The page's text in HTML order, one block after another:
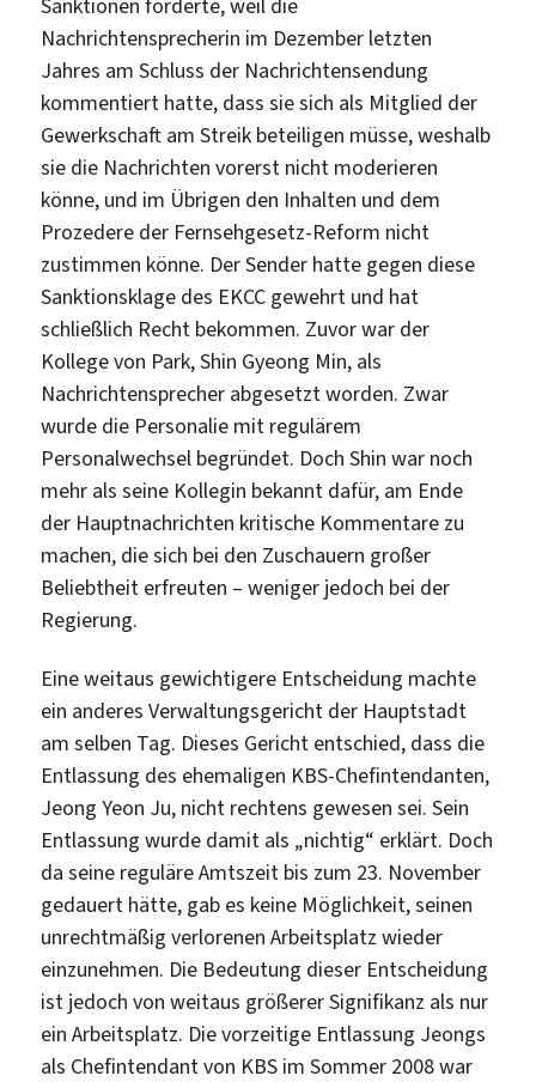
Nachrichtensprecherin im Dezember letzten
Jahres am Schluss der Nachrichtensendung
kommentiert hatte, dass sie sich als Mitglied der
Gewerkschaft am Streik beteiligen müsse, weshalb
sie die Nachrichten vorerst nicht moderieren
könne, und im Übrigen den Inhalten und dem
Prozedere der Fernsehgesetz-Reform nicht
zustimmen könne. Der Sender hatte gegen diese
Sanktionsklage des EKCC gewehrt und hat
schließlich Recht bekommen. Zuvor war der
Kollege von Park, Shin Gyeong Min, als
Nachrichtensprecher abgesetzt worden. Zwar
wurde die Personalie mit regulärem
Personalwechsel begründet. Doch Shin war noch
mehr als seine Kollegin bekannt dafür, am Ende
der Hauptnachrichten kritische Kommentare zu
machen, die sich bei den Zuschauern großer
Beliebtheit erfreuten – weniger jedoch bei der
Regierung.
Eine weitaus gewichtigere Entscheidung machte
ein anderes Verwaltungsgericht der Hauptstadt
am selben Tag. Dieses Gericht entschied, dass die
Entlassung des ehemaligen KBS-Chefintendanten,
Jeong Yeon Ju, nicht rechtens gewesen sei. Sein
Entlassung wurde damit als „nichtig“ erklärt. Doch
da seine reguläre Amtszeit bis zum 23. November
gedauert hätte, gab es keine Möglichkeit, seinen
unrechtmäßig verlorenen Arbeitsplatz wieder
einzunehmen. Die Bedeutung dieser Entscheidung
ist jedoch von weitaus größerer Signifikanz als nur
ein Arbeitsplatz. Die vorzeitige Entlassung Jeongs
als Chefintendant von KBS im Sommer 2008 war